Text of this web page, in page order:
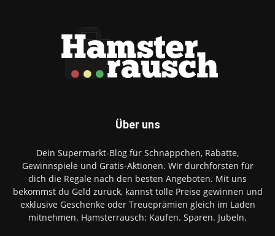
Über uns
Dein Supermarkt-Blog für Schnäppchen, Rabatte,
Gewinnspiele und Gratis-Aktionen. Wir durchforsten für
dich die Regale nach den besten Angeboten. Mit uns
bekommst du Geld zurück, kannst tolle Preise gewinnen und
exklusive Geschenke oder Treueprämien gleich im Laden
mitnehmen. Hamsterrausch: Kaufen. Sparen. Jubeln.